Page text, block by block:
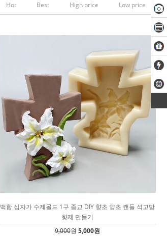
Hot Best High price Low price
백합 십자가 수제몰드 1구 종교 DIY 향초 양초 캔들 석고방
향제 만들기
9,000원 5,000원